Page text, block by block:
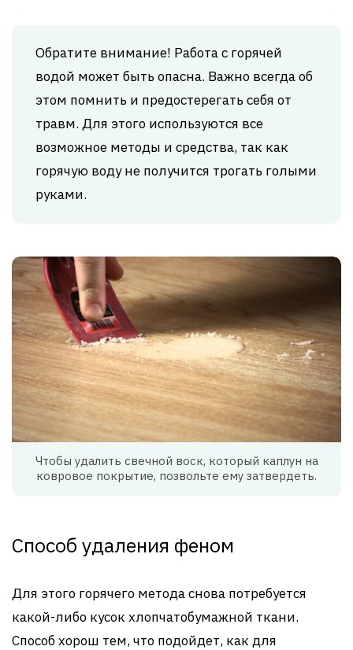
Обратите внимание! Работа с горячей
водой может быть опасна. Важно всегда об
этом помнить и предостерегать себя от
травм. Для этого используются все
возможное методы и средства, так как
горячую воду не получится трогать голыми
руками.
Чтобы удалить свечной воск, который каплун на
ковровое покрытие, позвольте ему затвердеть.
Способ удаления феном
Для этого горячего метода снова потребуется
какой-либо кусок хлопчатобумажной ткани.
Способ хорош тем, что подойдет, как для